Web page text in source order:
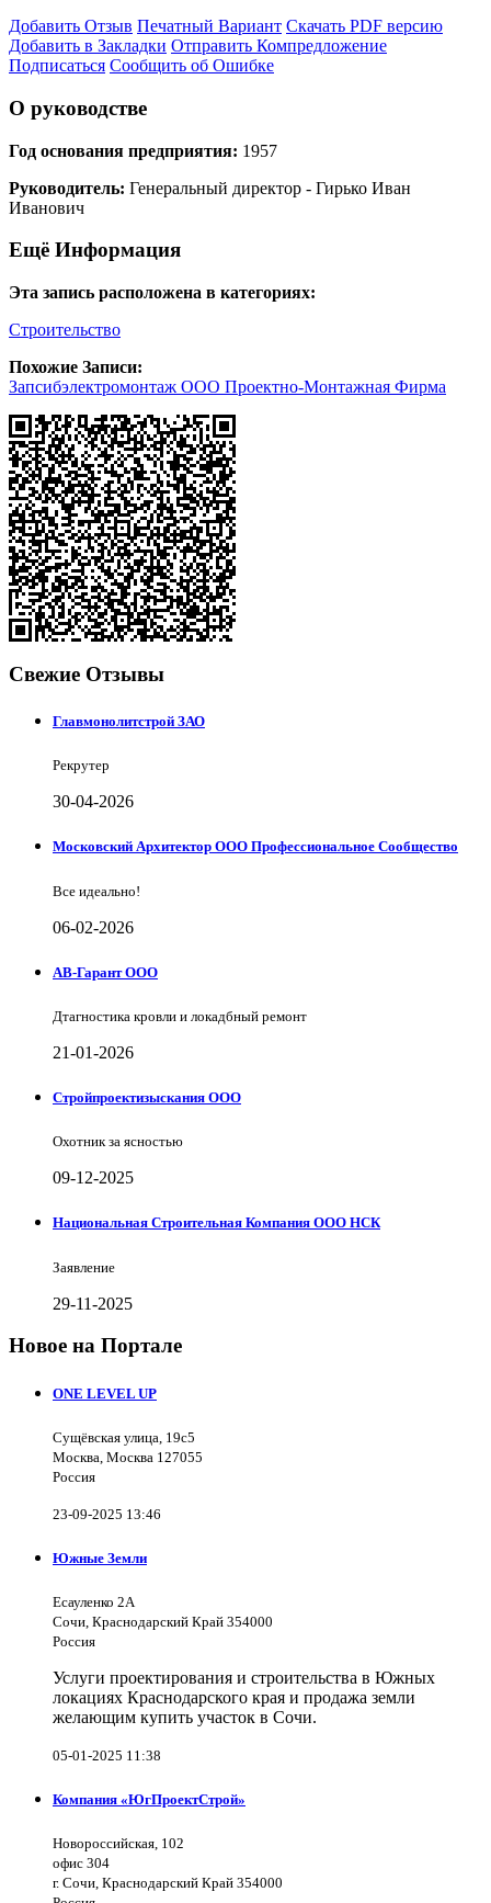
Добавить Отзыв Печатный Вариант Скачать PDF версию
Добавить в Закладки Отправить Компредложение
Подписаться Сообщить об Ошибке
О руководстве
Год основания предприятия: 1957
Руководитель: Генеральный директор - Гирько Иван
Иванович
Ещё Информация
Эта запись расположена в категориях:
Строительство
Похожие Записи:
Запсибэлектромонтаж ООО Проектно-Монтажная Фирма
Свежие Отзывы
Главмонолитстрой ЗАО
Рекрутер
30-04-2026
Московский Архитектор ООО Профессиональное Сообщество
Все идеально!
06-02-2026
АВ-Гарант ООО
Дтагностика кровли и локадбный ремонт
21-01-2026
Стройпроектизыскания ООО
Охотник за ясностью
09-12-2025
Национальная Строительная Компания ООО НСК
Заявление
29-11-2025
Новое на Портале
ONE LEVEL UP
Сущёвская улица, 19с5
Москва, Москва 127055
Россия
23-09-2025 13:46
Южные Земли
Есауленко 2А
Сочи, Краснодарский Край 354000
Россия
Услуги проектирования и строительства в Южных
локациях Краснодарского края и продажа земли
желающим купить участок в Сочи.
05-01-2025 11:38
Компания «ЮгПроектСтрой»
Новороссийская, 102
офис 304
г. Сочи, Краснодарский Край 354000